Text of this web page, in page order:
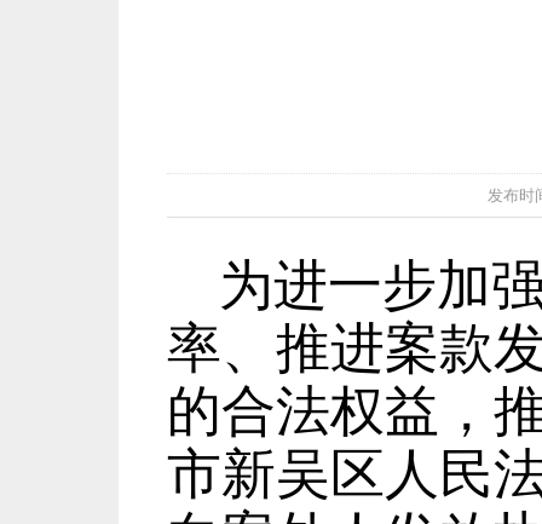
发布时
为进一步加
率、推进案款
的合法权益，
市新吴区人民